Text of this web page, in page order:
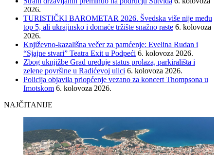
2026.
TURISTIČKI BAROMETAR 2026. Švedska više nije među
top 5, ali ukrajinsko i domaće tržište snažno raste 6. kolovoza
2026.
Književno-kazališna večer za pamćenje: Evelina Rudan i
“Sjajne stvari” Teatra Exit u Podpeći 6. kolovoza 2026.
Zbog uknjižbe Grad uređuje status prolaza, parkirališta i
zelene površine u Radićevoj ulici 6. kolovoza 2026.
Policija objavila priopćenje vezano za koncert Thompsona u
Imotskom 6. kolovoza 2026.
NAJČITANIJE